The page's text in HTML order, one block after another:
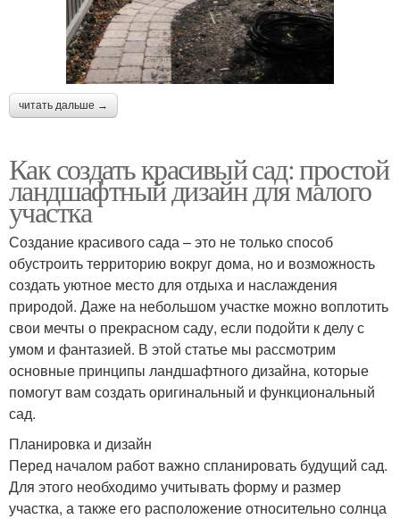
читать дальше →
Как создать красивый сад: простой
ландшафтный дизайн для малого
участка
Создание красивого сада – это не только способ
обустроить территорию вокруг дома, но и возможность
создать уютное место для отдыха и наслаждения
природой. Даже на небольшом участке можно воплотить
свои мечты о прекрасном саду, если подойти к делу с
умом и фантазией. В этой статье мы рассмотрим
основные принципы ландшафтного дизайна, которые
помогут вам создать оригинальный и функциональный
сад.
Планировка и дизайн
Перед началом работ важно спланировать будущий сад.
Для этого необходимо учитывать форму и размер
участка, а также его расположение относительно солнца